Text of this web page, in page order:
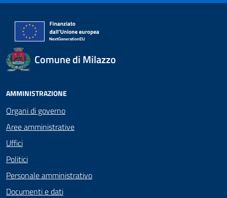
Comune di Milazzo
AMMINISTRAZIONE
Organi di governo
Aree amministrative
Uffici
Politici
Personale amministrativo
Documenti e dati